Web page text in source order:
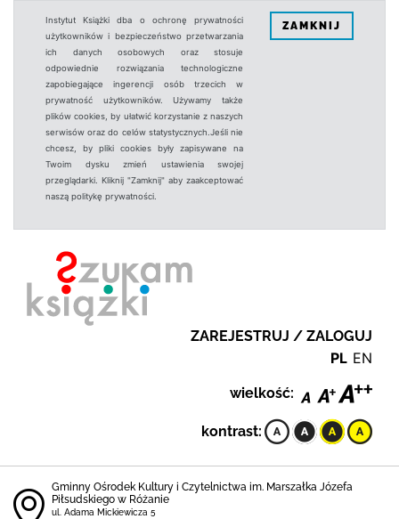
Instytut Książki dba o ochronę prywatności
użytkowników i bezpieczeństwo przetwarzania
ich danych osobowych oraz stosuje
odpowiednie rozwiązania technologiczne
zapobiegające ingerencji osób trzecich w
prywatność użytkowników. Używamy także
plików cookies, by ułatwić korzystanie z naszych
serwisów oraz do celów statystycznych.Jeśli nie
chcesz, by pliki cookies były zapisywane na
Twoim dysku zmień ustawienia swojej
przeglądarki. Kliknij "Zamknij" aby zaakceptować
naszą politykę prywatności.
ZAMKNIJ
ZAREJESTRUJ / ZALOGUJ
PL EN
wielkość:
kontrast:
Gminny Ośrodek Kultury i Czytelnictwa im. Marszałka Józefa
Piłsudskiego w Różanie
ul. Adama Mickiewicza 5